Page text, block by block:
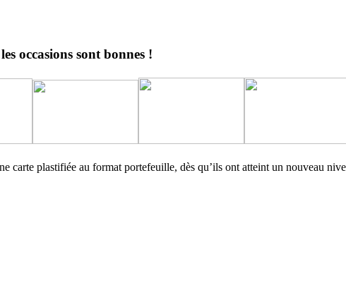
occasions sont bonnes !
carte plastifiée au format portefeuille, dès qu’ils ont atteint un nouveau